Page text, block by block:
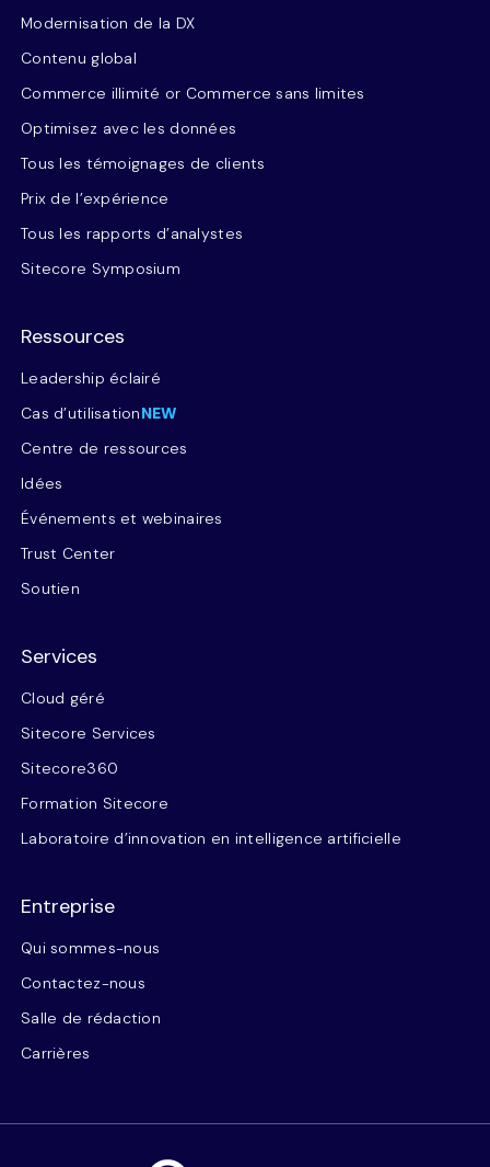
Modernisation de la DX
Contenu global
Commerce illimité or Commerce sans limites
Optimisez avec les données
Tous les témoignages de clients
Prix de l’expérience
Tous les rapports d’analystes
Sitecore Symposium
Ressources
Leadership éclairé
Cas d’utilisationNEW
Centre de ressources
Idées
Événements et webinaires
Trust Center
Soutien
Services
Cloud géré
Sitecore Services
Sitecore360
Formation Sitecore
Laboratoire d’innovation en intelligence artificielle
Entreprise
Qui sommes-nous
Contactez-nous
Salle de rédaction
Carrières